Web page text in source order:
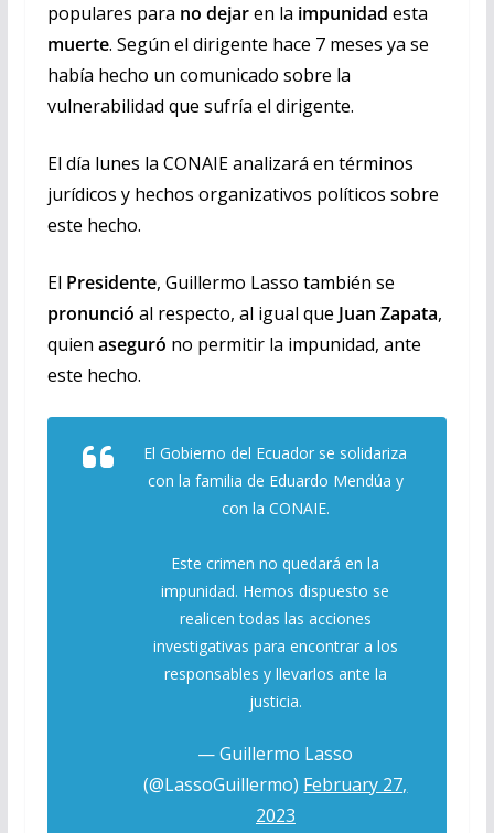
populares para no dejaren la impunidad esta
muerte. Según el dirigente hace 7 meses ya se
había hecho un comunicado sobre la
vulnerabilidad que sufría el dirigente.
El día lunes la CONAIE analizará en términos
jurídicos y hechos organizativos políticos sobre
este hecho.
El Presidente, Guillermo Lasso también se
pronunció al respecto, al igual que Juan Zapata,
quien aseguró no permitir la impunidad, ante
este hecho.
El Gobierno del Ecuador se solidariza
con la familia de Eduardo Mendúa y
con la CONAIE.
Este crimen no quedará en la
impunidad. Hemos dispuesto se
realicen todas las acciones
investigativas para encontrar a los
responsables y llevarlos ante la
justicia.
— Guillermo Lasso
(@LassoGuillermo) February 27,
2023